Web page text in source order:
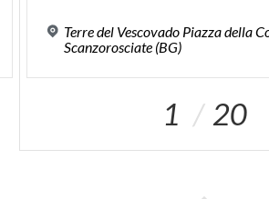
Terre del Vescovado Piazza della
Scanzorosciate (BG)
1 20